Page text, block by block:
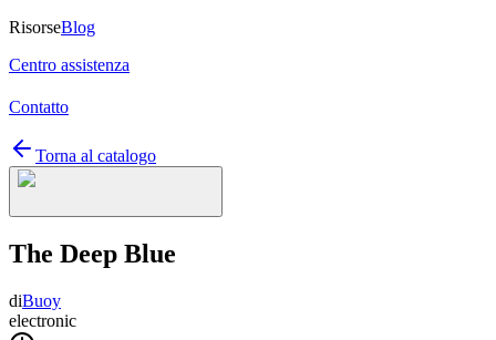
RisorseBlog
Centro assistenza
Contatto
Torna al catalogo
The Deep Blue
diBuoy
electronic